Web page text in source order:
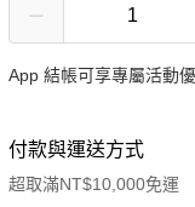
App 結帳可享專屬活動
付款與運送方式
超取滿NT$10,000免運